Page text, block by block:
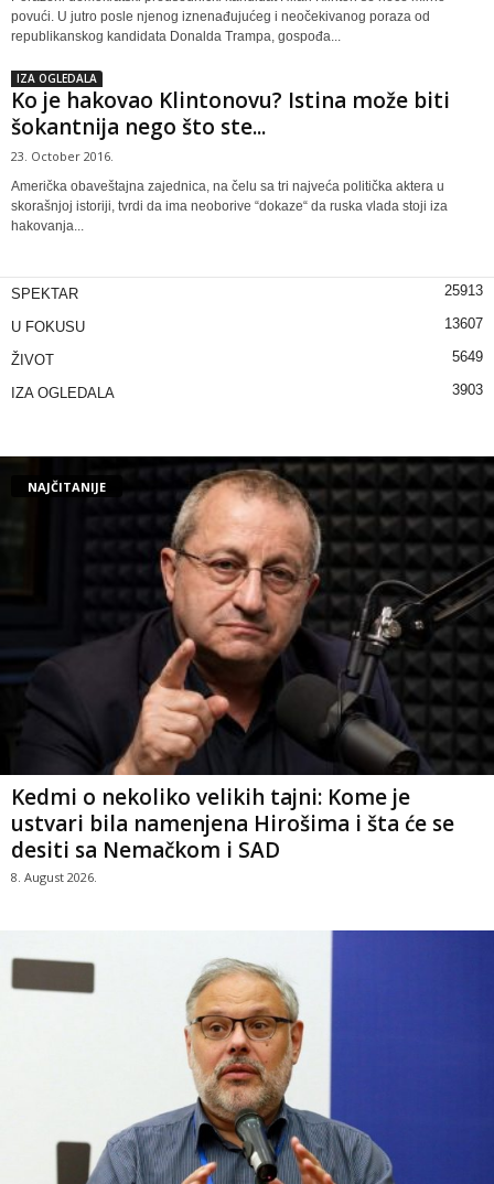
povući. U jutro posle njenog iznenađujućeg i neočekivanog poraza od
republikanskog kandidata Donalda Trampa, gospođa...
IZA OGLEDALA
Ko je hakovao Klintonovu? Istina može biti
šokantnija nego što ste...
23. October 2016.
Američka obaveštajna zajednica, na čelu sa tri najveća politička aktera u
skorašnjoj istoriji, tvrdi da ima neoborive “dokaze“ da ruska vlada stoji iza
hakovanja...
SPEKTAR 25913
U FOKUSU 13607
ŽIVOT 5649
IZA OGLEDALA 3903
NAJČITANIJE
Kedmi o nekoliko velikih tajni: Kome je
ustvari bila namenjena Hirošima i šta će se
desiti sa Nemačkom i SAD
8. August 2026.